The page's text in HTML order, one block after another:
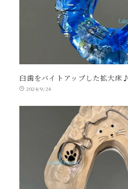
臼歯をバイトアップした拡大床♪
2024/9/24